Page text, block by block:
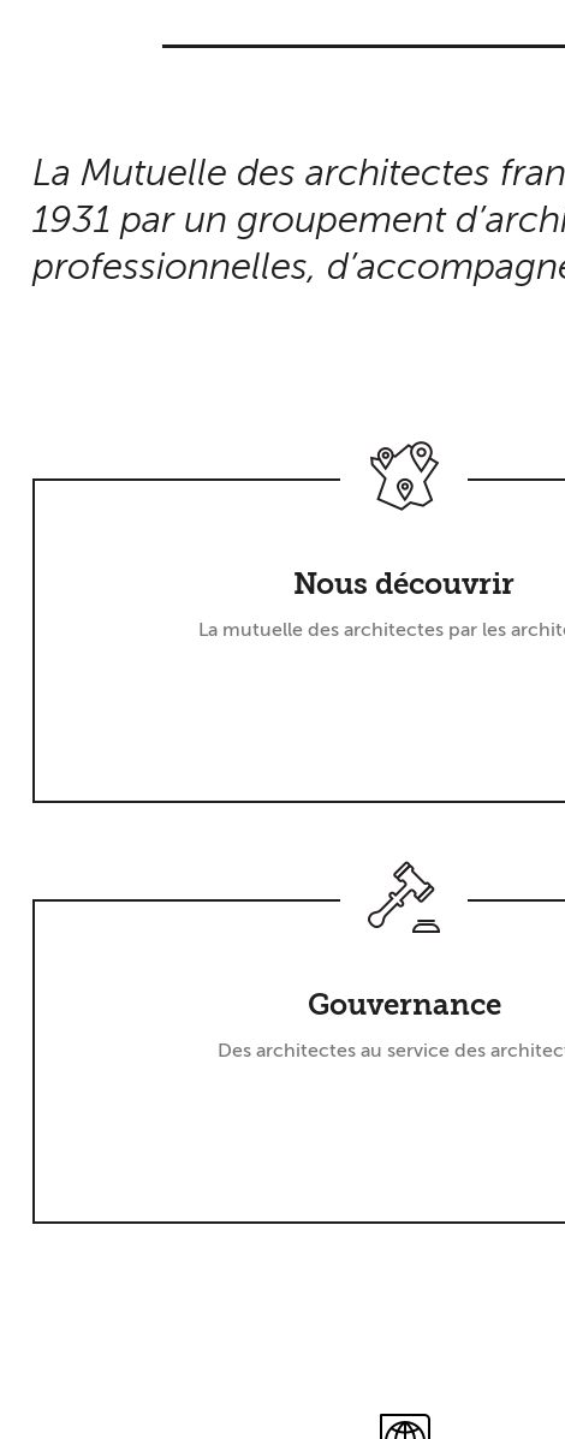
La Mutuelle des architectes
1931 par un groupement
professionnelles,
Nous découvrir
La mutuelle des architectes par les
Gouvernance
Des architectes au service des